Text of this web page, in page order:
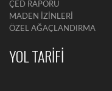
ÇED RAPORU
MADEN İZİNLERİ
ÖZEL AĞAÇLANDIRMA
YOL TARİFİ